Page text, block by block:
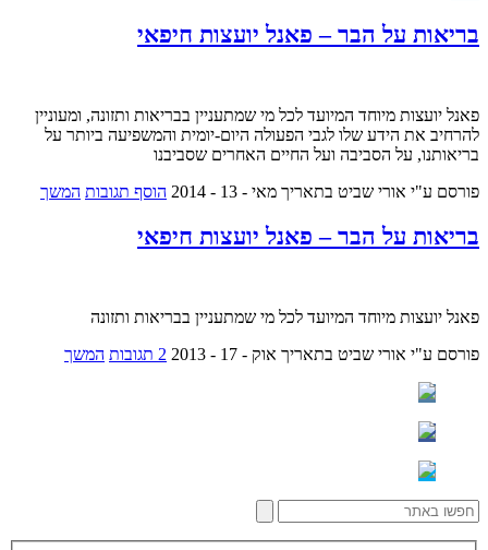
בריאות על הבר – פאנל יועצות חיפאי
פאנל יועצות מיוחד המיועד לכל מי שמתעניין בבריאות ותזונה, ומעוניין
להרחיב את הידע שלו לגבי הפעולה היום-יומית והמשפיעה ביותר על
בריאותנו, על הסביבה ועל החיים האחרים שסביבנו
פורסם ע"י אורי שביט בתאריך מאי - 13 - 2014 הוסף תגובות המשך
בריאות על הבר – פאנל יועצות חיפאי
פאנל יועצות מיוחד המיועד לכל מי שמתעניין בבריאות ותזונה
פורסם ע"י אורי שביט בתאריך אוק - 17 - 2013 2 תגובות המשך